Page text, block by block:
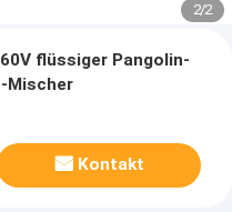
2/2
flüssiger Pangolin-
Mischer
Kontakt